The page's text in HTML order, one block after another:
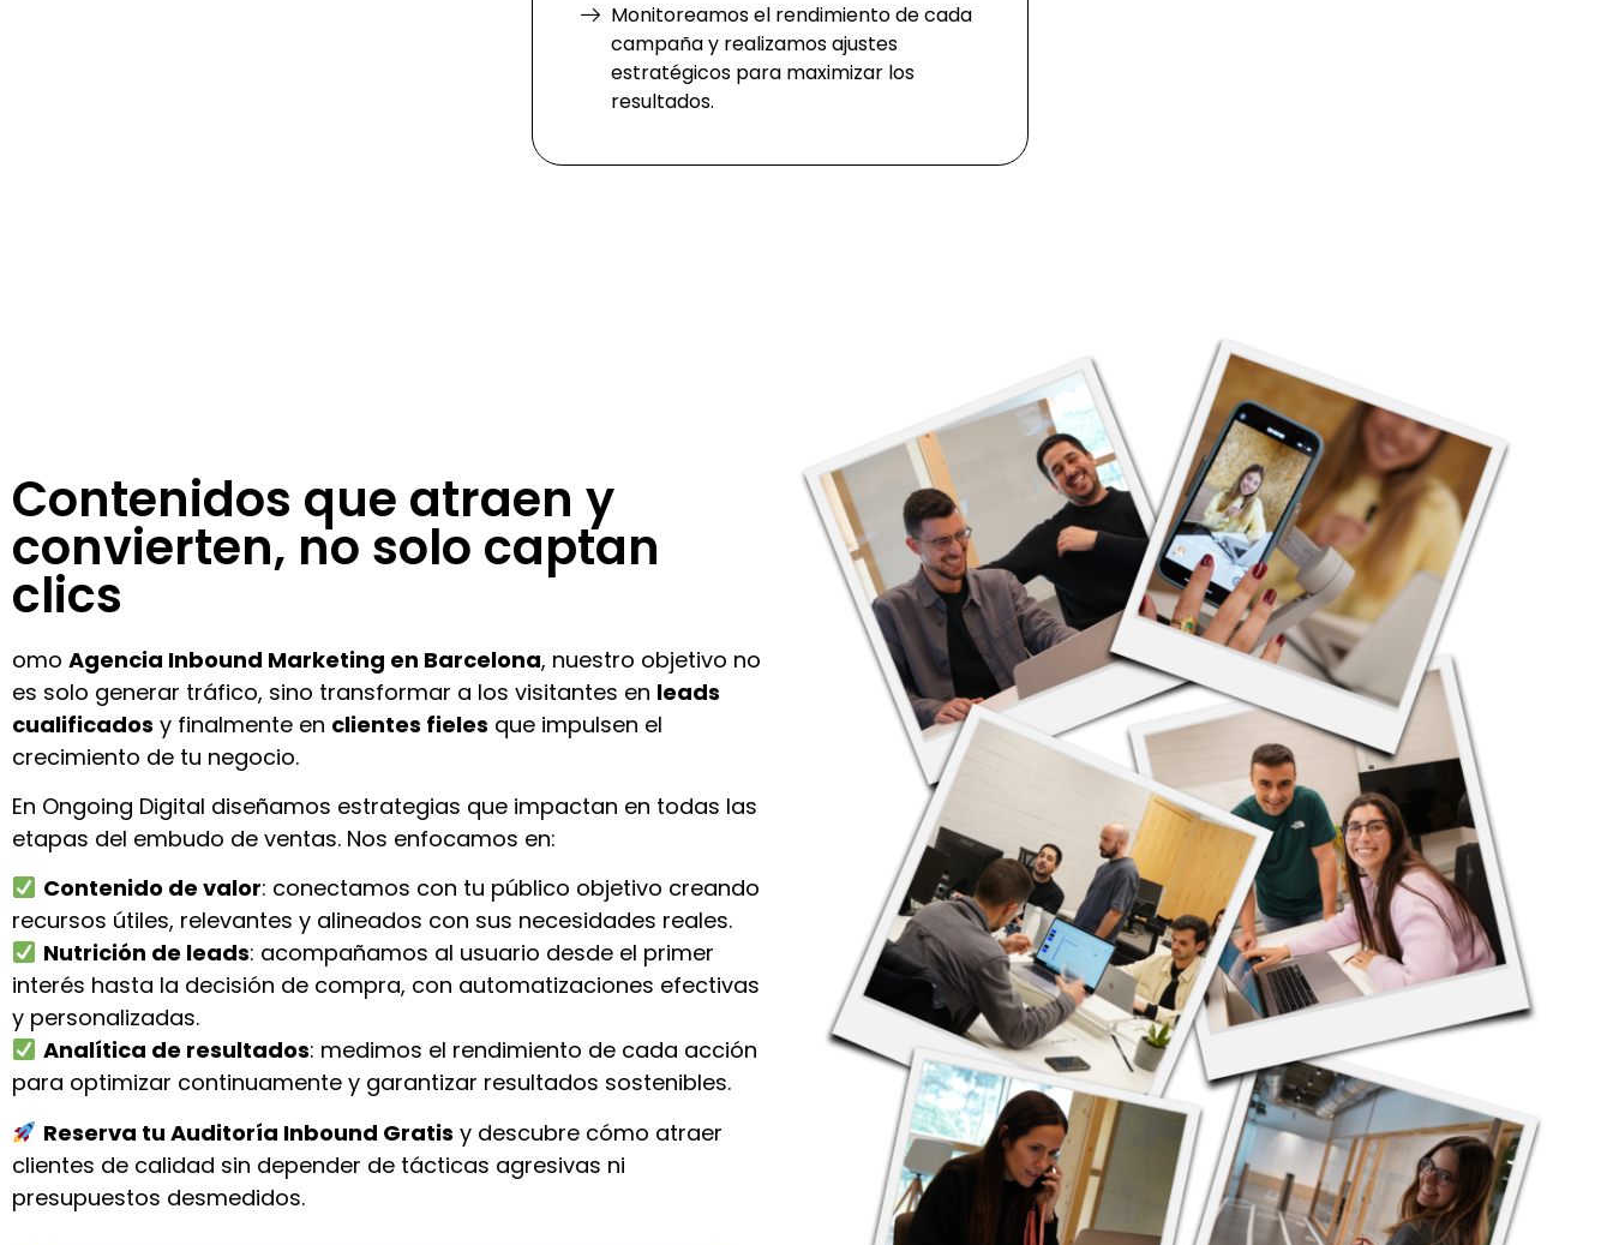
Monitoreamos el rendimiento de cada
campaña y realizamos ajustes
estratégicos para maximizar los
resultados.
Contenidos que atraen y
convierten, no solo captan
clics
omo Agencia Inbound Marketing en Barcelona, nuestro objetivo no
es solo generar tráfico, sino transformar a los visitantes en leads
cualificados y finalmente en clientes fieles que impulsen el
crecimiento de tu negocio.
En Ongoing Digital diseñamos estrategias que impactan en todas las
etapas del embudo de ventas. Nos enfocamos en:
Contenido de valor: conectamos con tu público objetivo creando
recursos útiles, relevantes y alineados con sus necesidades reales.
Nutrición de leads: acompañamos al usuario desde el primer
interés hasta la decisión de compra, con automatizaciones efectivas
y personalizadas.
Analítica de resultados: medimos el rendimiento de cada acción
para optimizar continuamente y garantizar resultados sostenibles.
Reserva tu Auditoría Inbound Gratis y descubre cómo atraer
clientes de calidad sin depender de tácticas agresivas ni
presupuestos desmedidos.